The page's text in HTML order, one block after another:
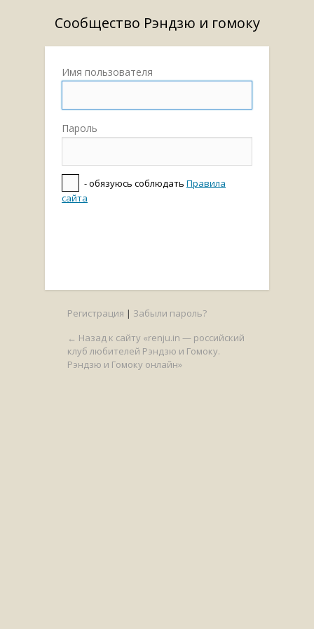
Сообщество Рэндзю и гомоку
Имя пользователя
Пароль
- обязуюсь соблюдать Правила
сайта
Регистрация | Забыли пароль?
← Назад к сайту «renju.in — российский
клуб любителей Рэндзю и Гомоку.
Рэндзю и Гомоку онлайн»